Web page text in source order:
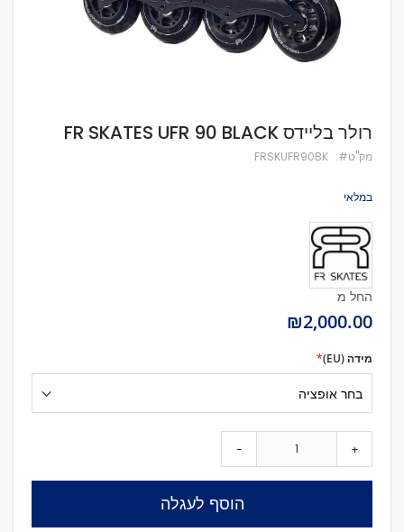
לדלג
להתחלה
של
רולר בליידס FR SKATES UFR 90 BLACK
מק''ט FRSKUFR90BK
במלאי
החל מ
₪2,000.00
מידה (EU)
- +
הוסף לעגלה